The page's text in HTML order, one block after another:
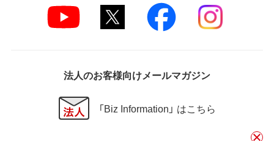
法人のお客様向けメールマガジン
「Biz Information」 はこちら